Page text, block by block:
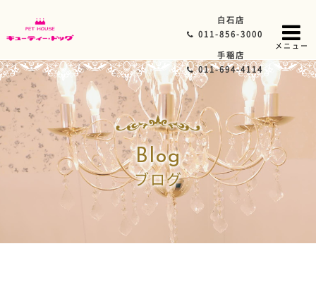
白石店
011-856-3000
手稲店
011-694-4114
メニュー
Blog
ブログ